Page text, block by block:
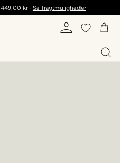
449,00 kr- Se fragtmuligheder